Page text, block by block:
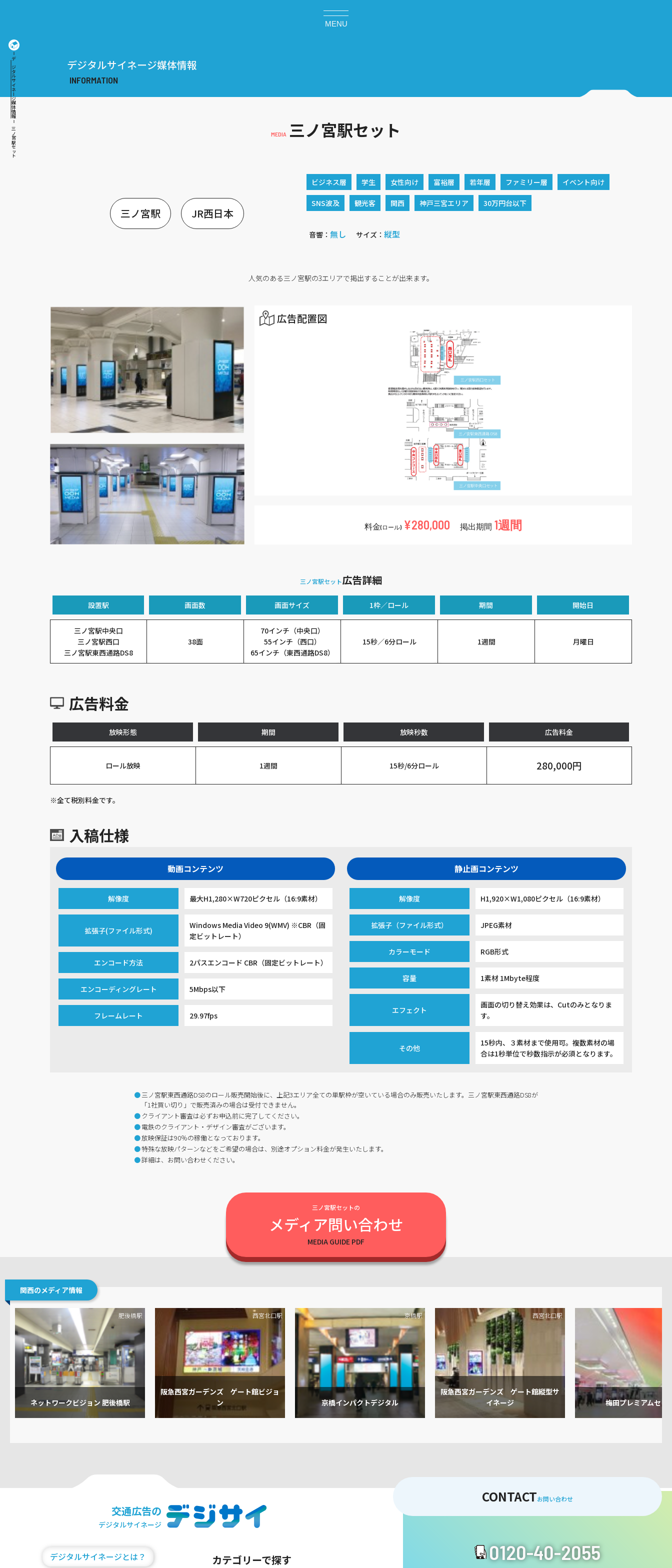
MENU
デジタルサイネージ媒体情報
三ノ宮駅セット
デジタルサイネージ媒体情報
三ノ宮駅セット
三ノ宮駅 JR西日本
ビジネス層 学生 女性向け 富裕層 若年層 ファミリー層 イベント向け
SNS波及 観光客 関西 神戸三宮エリア 30万円台以下
音響：無し サイズ：縦型
人気のある三ノ宮駅の3エリアで掲出することが出来ます。
広告配置図
料金(ロール) ¥280,000 掲出期間 1週間
三ノ宮駅セット広告詳細
設置駅 画面数 画面サイズ 1枠／ロール 期間 開始日
三ノ宮駅中央口
三ノ宮駅西口
三ノ宮駅東西通路DS8
38面
70インチ（中央口）
55インチ（西口）
65インチ（東西通路DS8）
15秒／6分ロール 1週間 月曜日
広告料金
放映形態 期間 放映秒数 広告料金
ロール放映 1週間 15秒/6分ロール 280,000円
※全て税別料⾦です。
入稿仕様
動画コンテンツ
解像度 最大H1,280×W720ピクセル（16:9素材）
拡張子(ファイル形式)
Windows Media Video 9(WMV) ※CBR（固
定ビットレート）
エンコード方法 2パスエンコード CBR（固定ビットレート）
エンコーディングレート 5Mbps以下
フレームレート 29.97fps
静止画コンテンツ
解像度 H1,920×W1,080ピクセル（16:9素材）
拡張子（ファイル形式） JPEG素材
カラーモード RGB形式
容量 1素材 1Mbyte程度
エフェクト
画面の切り替え効果は、Cutのみとなりま
す。
その他
15秒内、３素材まで使用可。複数素材の場
合は1秒単位で秒数指示が必須となります。
三ノ宮駅東西通路DS8のロール販売開始後に、上記3エリア全ての単駅枠が空いている場合のみ販売いたします。三ノ宮駅東西通路DS8が
「1社買い切り」で販売済みの場合は受付できません。
クライアント審査は必ずお申込前に完了してください。
電鉄のクライアント・デザイン審査がございます。
放映保証は90％の稼働となっております。
特殊な放映パターンなどをご希望の場合は、別途オプション料金が発生いたします。
詳細は、お問い合わせください。
三ノ宮駅セットの
メディア問い合わせ
関西のメディア情報
ネットワークビジョン 肥後橋駅
肥後橋駅
阪急西宮ガーデンズ ゲート館ビジョ
ン
西宮北口駅
京橋インパクトデジタル
京橋駅
阪急西宮ガーデンズ ゲート館縦型サ
イネージ
西宮北口駅
梅田プレミアムセッ
交通広告の
デジタルサイネージ
デジタルサイネージとは？ カテゴリーで探す
CONTACTお問い合わせ
0120-40-2055